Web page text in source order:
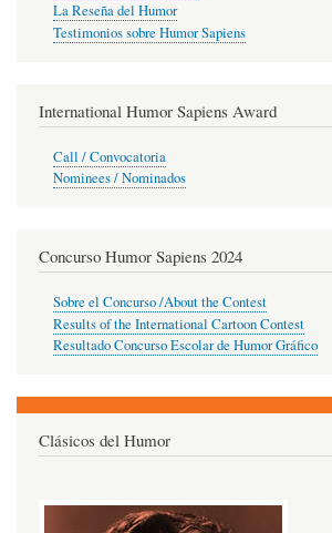
La Reseña del Humor
Testimonios sobre Humor Sapiens
International Humor Sapiens Award
Call / Convocatoria
Nominees / Nominados
Concurso Humor Sapiens 2024
Sobre el Concurso /About the Contest
Results of the International Cartoon Contest
Resultado Concurso Escolar de Humor Gráfico
Clásicos del Humor